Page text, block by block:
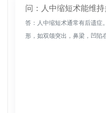
问：人中缩短术能维持
答：人中缩短术通常有后遗症
形，如双颌突出，鼻梁，凹陷